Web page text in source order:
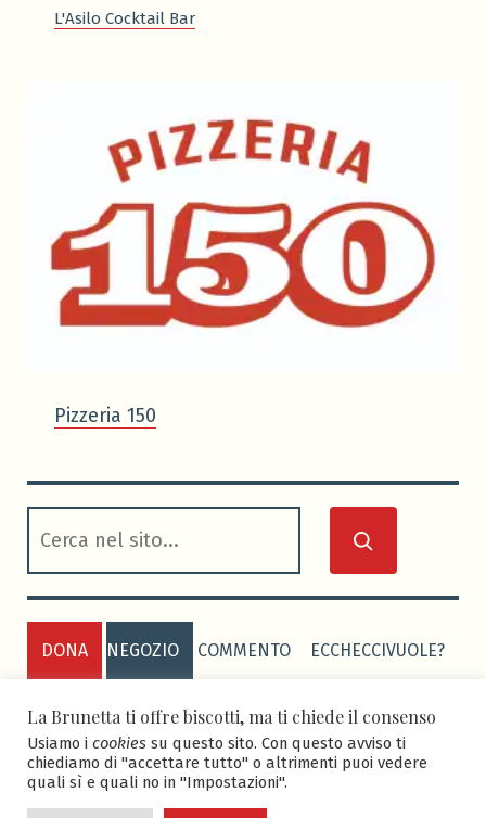
L'Asilo Cocktail Bar
Pizzeria 150
DONA NEGOZIO COMMENTO ECCHECCIVUOLE?
PRIVACY POLICY COOKIE POLICY
La Brunetta ti offre biscotti, ma ti chiede il consenso
Usiamo i cookies su questo sito. Con questo avviso ti
chiediamo di "accettare tutto" o altrimenti puoi vedere
quali sì e quali no in "Impostazioni".